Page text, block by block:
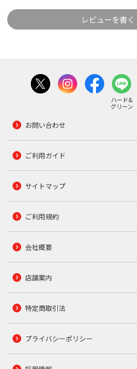
レビューを書く
ハード&
グリーン
お問い合わせ
ご利用ガイド
サイトマップ
ご利用規約
会社概要
店舗案内
特定商取引法
プライバシーポリシー